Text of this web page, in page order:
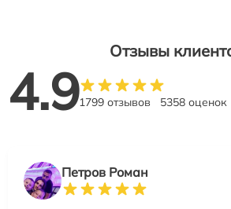
Отзывы
4.91799 отзывов 5358 оценок
Петров Роман